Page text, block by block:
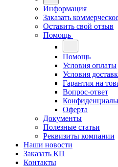
Информация
Заказать
Оставить свой отзыв
Помощь
Помощь
Условия оплаты
Условия
Гарантия на
Вопрос-ответ
Оферта
Документы
Полезные статьи
Реквизиты компании
Наши новости
Заказать КП
Контакты